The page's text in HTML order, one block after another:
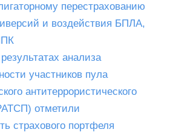
перестрахованию
и воздействия БПЛА,
анализа
участников пула
антитеррористического
отметили
страхового портфеля